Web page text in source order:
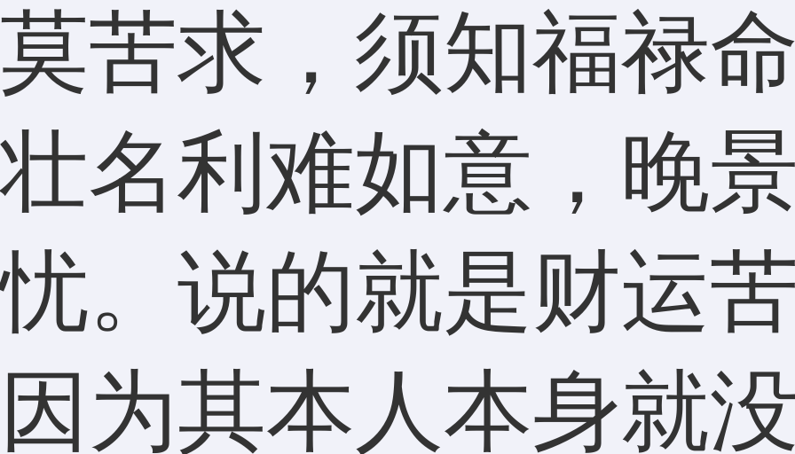
莫苦求，须知福禄
壮名利难如意，晚
忧。说的就是财运
因为其本人本身就